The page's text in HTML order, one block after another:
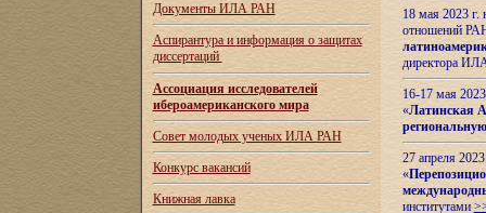
Документы ИЛА РАН
Аспирантура и информация о защитах
диссертаций
Ассоциация исследователей
ибероамериканского мира
Совет молодых ученых ИЛА РАН
Конкурс вакансий
Книжная лавка
18 мая 2023
отношений
директора
16-17 мая
«Латинская
27 апреля
«
институтами